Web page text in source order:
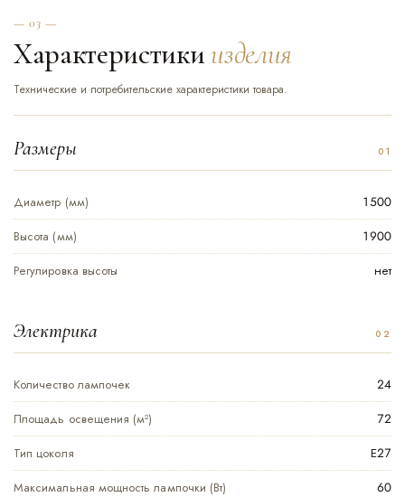
— 03 —
Характеристикиизделия
Технические и потребительские характеристики товара.
Размеры
Диаметр (мм)
1500
Высота (мм)
1900
Регулировка высоты
нет
Электрика
Количество лампочек
24
Площадь освещения (м²)
72
Тип цоколя
Е27
Максимальная мощность лампочки (Вт)
60